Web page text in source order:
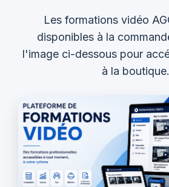
Les formations vidéo
disponibles à la
l'image ci-dessous pour
à la boutique.